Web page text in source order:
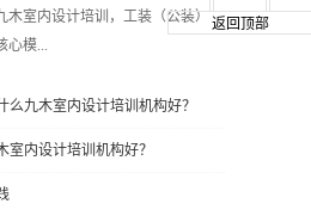
木室内设计培训，工装（公装）
心模...
用于工作的东西，不是泛泛而
而是从规范、软件、材料、施工
么九木室内设计培训机构好？
室内设计培训机构好？
返回顶部